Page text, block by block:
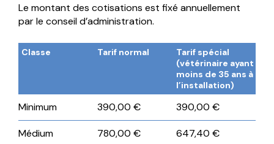
Le montant des cotisations est fixé annuellement
par le conseil d’administration.
Classe Tarif normal
Tarif spécial
(vétérinaire ayant
moins de 35 ans à
l’installation)
Minimum 390,00 € 390,00 €
Médium 780,00 € 647,40 €